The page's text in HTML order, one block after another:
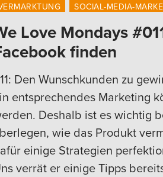
SOCIAL-MEDIA-
Love Mondays
finden
Den Wunschkunden zu
entsprechendes Marketing
Deshalb ist es wichtig
wie das Produkt
einige Strategien
verrät er einige Tipps